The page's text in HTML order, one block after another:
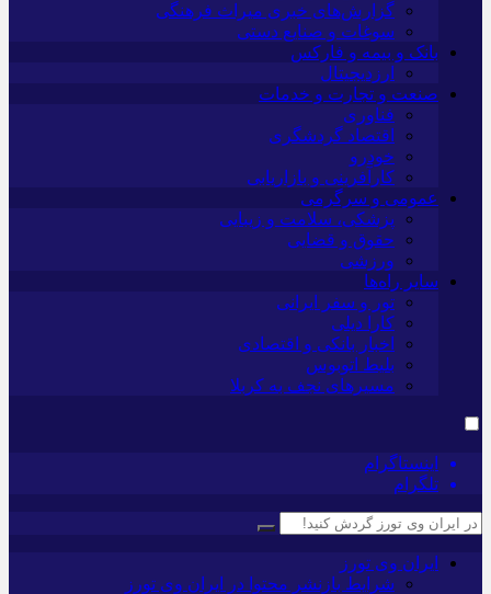
گزارش‌های خبری میراث فرهنگی
سوغات و صنایع دستی
بانک و بیمه و فارکس
ارزدیجیتال
صنعت و تجارت و خدمات
فناوری
اقتصاد گردشگری
خودرو
کارآفرینی و بازاریابی
عمومی و سرگرمی
پزشکی، سلامت و زیبایی
حقوق و قضایی
ورزشی
سایر راه‌ها
تور و سفر ایرانی
کارا دیلی
اخبار بانکی و اقتصادی
بلیط اتوبوس
مسیرهای نجف به کربلا
اینستاگرام
تلگرام
ایران وی تورز
شرایط بازنشر محتوا در ایران وی تورز